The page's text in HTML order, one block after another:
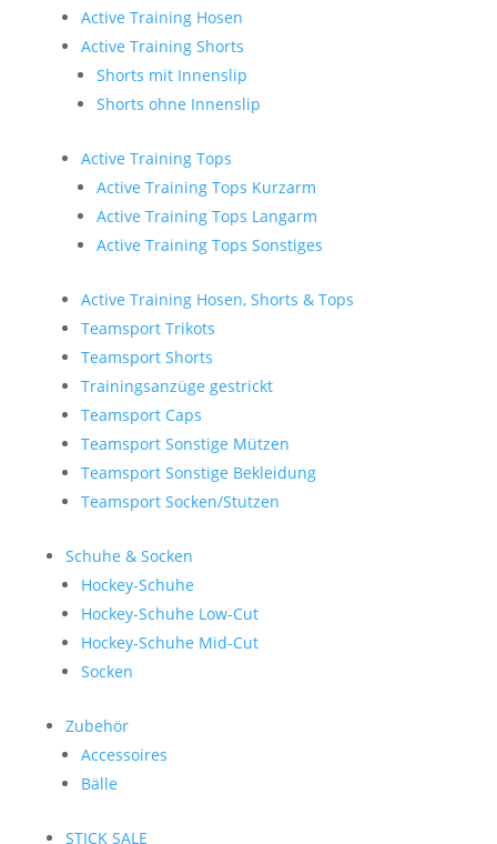
Active Training Hosen
Active Training Shorts
Shorts mit Innenslip
Shorts ohne Innenslip
Active Training Tops
Active Training Tops Kurzarm
Active Training Tops Langarm
Active Training Tops Sonstiges
Active Training Hosen, Shorts & Tops
Teamsport Trikots
Teamsport Shorts
Trainingsanzüge gestrickt
Teamsport Caps
Teamsport Sonstige Mützen
Teamsport Sonstige Bekleidung
Teamsport Socken/Stutzen
Schuhe & Socken
Hockey-Schuhe
Hockey-Schuhe Low-Cut
Hockey-Schuhe Mid-Cut
Socken
Zubehör
Accessoires
Bälle
STICK SALE